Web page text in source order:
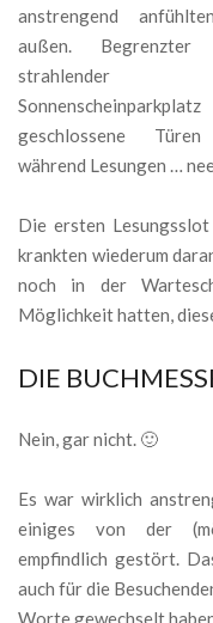
anstrengend
außen. Begrenzter
strahlender
geschlossene
während Lesungen …
Die ersten
krankten wiederum
noch in der
Möglichkeit hatten,
DIE
Nein, gar nicht. 🙂
Es war wirklich
einiges von der
empfindlich gestört.
auch für die
Worte gewechselt